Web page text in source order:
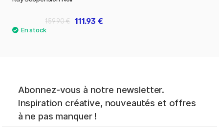
111.93 €
159.90 €
Abonnez-vous à notre newsletter.
Inspiration créative, nouveautés et offres
à ne pas manquer !